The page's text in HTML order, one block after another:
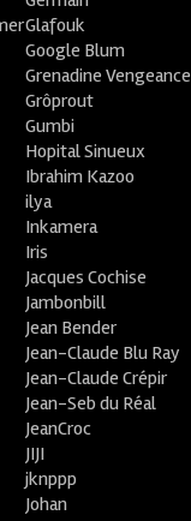
Glafouk
Google Blum
Grenadine Vengeance
Grôprout
Gumbi
Hopital Sinueux
Ibrahim Kazoo
ilya
Inkamera
Iris
Jacques Cochise
Jambonbill
Jean Bender
Jean-Claude Blu Ray
Jean-Claude Crépir
Jean-Seb du Réal
JeanCroc
JIJI
jknppp
Johan